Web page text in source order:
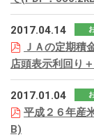
2017.04.14
ＪＡの定期積
店頭表示利回り
2017.01.04
平成２６年産
B)